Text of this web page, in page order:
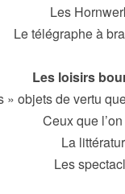
Les
Le télégraphe à
Les loisirs
objets de vertu
Ceux que
La
Les